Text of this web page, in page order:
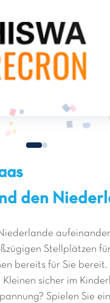
den
Stellplätzen
bereits für Sie bereit.
sicher im
Spielen Sie